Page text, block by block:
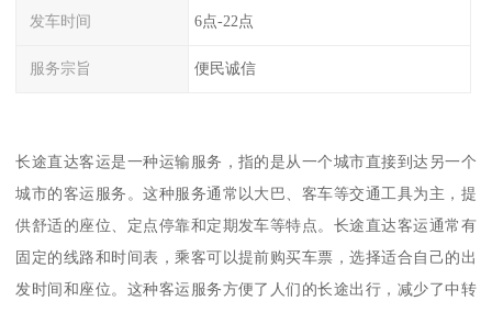
发车时间 6点-22点
服务宗旨 便民诚信
长途直达客运是一种运输服务，指的是从一个城市直接到达另一个
城市的客运服务。这种服务通常以大巴、客车等交通工具为主，提
供舒适的座位、定点停靠和定期发车等特点。长途直达客运通常有
固定的线路和时间表，乘客可以提前购买车票，选择适合自己的出
发时间和座位。这种客运服务方便了人们的长途出行，减少了中转